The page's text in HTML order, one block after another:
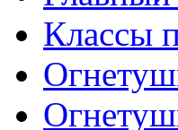
Классы